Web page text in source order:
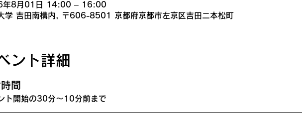
年8月01日 14:00 – 16:00
学 吉田南構内, 〒606-8501 京都府京都市左京区吉田二本松町
ント詳細
間
ト開始の30分〜10分前まで